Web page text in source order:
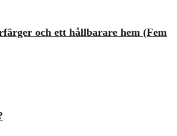
och ett hållbarare hem (Fem